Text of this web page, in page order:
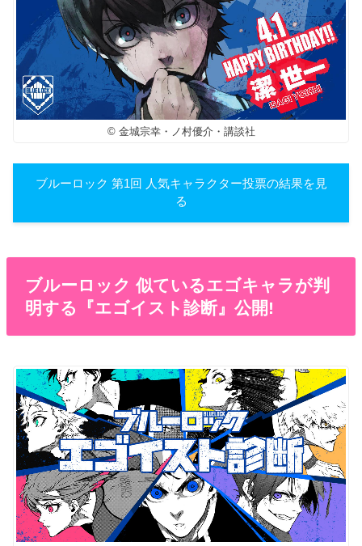
© 金城宗幸・ノ村優介・講談社
ブルーロック 第1回 人気キャラクター投票の結果を見
る
ブルーロック 似ているエゴキャラが判
明する『エゴイスト診断』公開!